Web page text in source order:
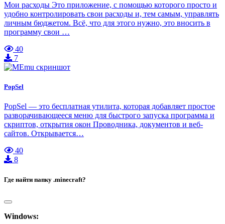
Мои расходы Это приложение, с помощью которого просто и
удобно контролировать свои расходы и, тем самым, управлять
личным бюджетом. Всё, что для этого нужно, это вносить в
программу свои …
40
7
PopSel
PopSel — это бесплатная утилита, которая добавляет простое
разворачивающееся меню для быстрого запуска программа и
скриптов, открытия окон Проводника, документов и веб-
сайтов. Открывается…
40
8
Где найти папку .minecraft?
Windows: